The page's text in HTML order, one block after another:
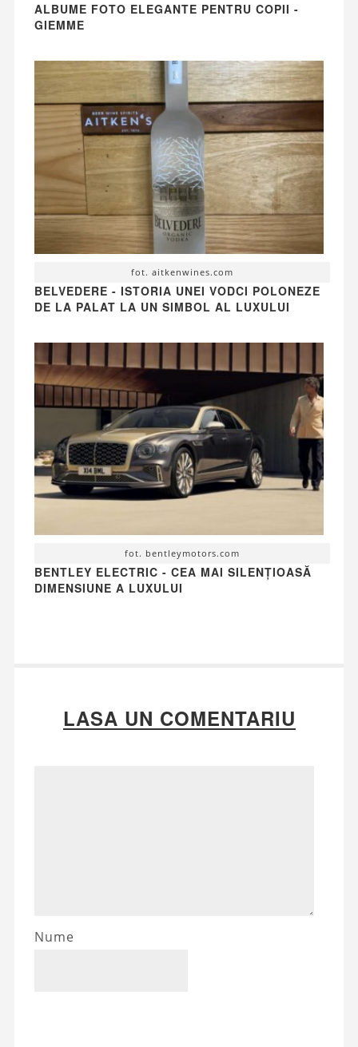
ALBUME FOTO ELEGANTE PENTRU COPII -
GIEMME
fot. aitkenwines.com
BELVEDERE - ISTORIA UNEI VODCI POLONEZE
DE LA PALAT LA UN SIMBOL AL LUXULUI
fot. bentleymotors.com
BENTLEY ELECTRIC - CEA MAI SILENȚIOASĂ
DIMENSIUNE A LUXULUI
LASA UN COMENTARIU
Nume